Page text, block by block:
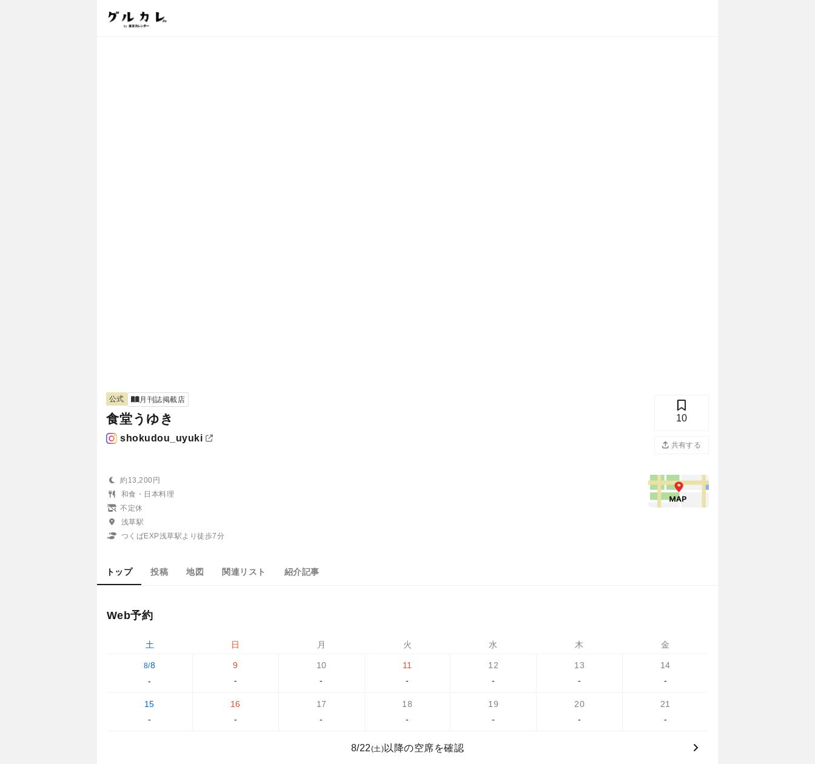
公式 月刊誌掲載店
食堂うゆき
shokudou_uyuki
10
共有する
約13,200円
和食・日本料理
不定休
浅草駅
つくばEXP浅草駅より徒歩7分
トップ 投稿 地図 関連リスト 紹介記事
Web予約
土 日 月 火 水 木 金
8/8
-
9
-
10
-
11
-
12
-
13
-
14
-
15
-
16
-
17
-
18
-
19
-
20
-
21
-
8/22(土) 以降の空席を確認